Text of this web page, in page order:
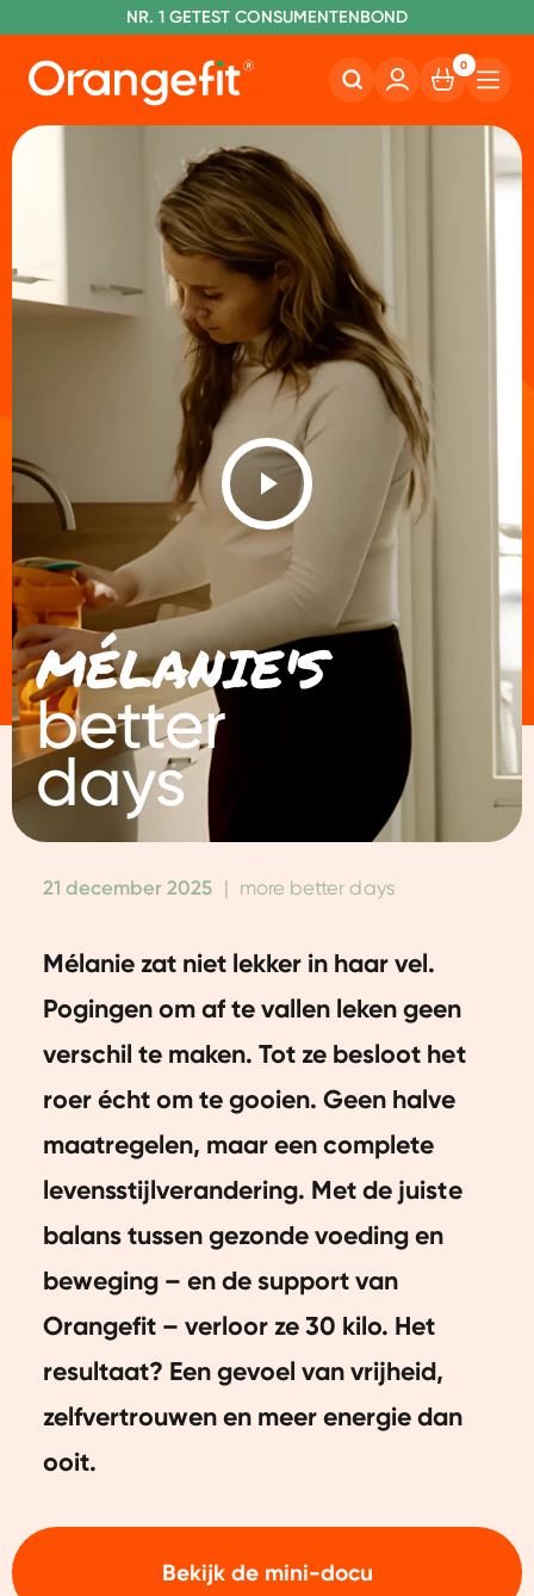
NR. 1 GETEST CONSUMENTENBOND
0
MÉLANIE'S
better
days
21 december 2025 | more better days
Mélanie zat niet lekker in haar vel.
Pogingen om af te vallen leken geen
verschil te maken. Tot ze besloot het
roer écht om te gooien. Geen halve
maatregelen, maar een complete
levensstijlverandering. Met de juiste
balans tussen gezonde voeding en
beweging – en de support van
Orangefit – verloor ze 30 kilo. Het
resultaat? Een gevoel van vrijheid,
zelfvertrouwen en meer energie dan
ooit.
Bekijk de mini-docu